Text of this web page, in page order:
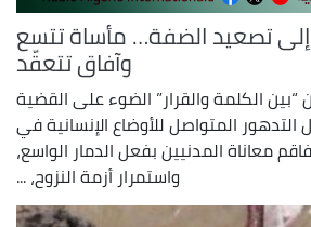
تصعيد الضفة… مأساة تتسع
وآفاق تتعقّد
الكلمة والقرار” الضوء على القضية
المتواصل للأوضاع الإنسانية في
معاناة المدنيين بفعل الدمار الواسع،
واستمرار أزمة النزوح، ...